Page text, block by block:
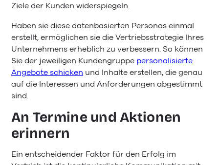
Ziele der Kunden widerspiegeln.
Haben sie diese datenbasierten Personas einmal
erstellt, ermöglichen sie die Vertriebsstrategie Ihres
Unternehmens erheblich zu verbessern. So können
Sie der jeweiligen Kundengruppe personalisierte
Angebote schicken und Inhalte erstellen, die genau
auf die Interessen und Anforderungen abgestimmt
sind.
An Termine und Aktionen
erinnern
Ein entscheidender Faktor für den Erfolg im